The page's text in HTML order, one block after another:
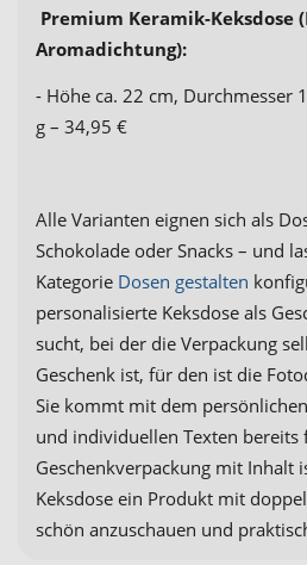
Premium Keramik-Keksdose
Aromadichtung):
- Höhe ca. 22 cm, Durchmesser
g – 34,95 €
Alle Varianten eignen sich als
Schokolade oder Snacks – und
Kategorie Dosen gestalten
personalisierte Keksdose als
sucht, bei der die Verpackung
Geschenk ist, für den ist die
Sie kommt mit dem
und individuellen Texten bereits
Geschenkverpackung mit Inhalt
Keksdose ein Produkt mit
schön anzuschauen und